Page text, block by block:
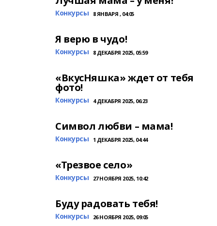
Конкурсы 8 ЯНВАРЯ , 04:05
Я верю в чудо!
Конкурсы 8 ДЕКАБРЯ 2025, 05:59
«ВкусНяшка» ждет от тебя
фото!
Конкурсы 4 ДЕКАБРЯ 2025, 06:23
Символ любви – мама!
Конкурсы 1 ДЕКАБРЯ 2025, 04:44
«Трезвое село»
Конкурсы 27 НОЯБРЯ 2025, 10:42
Буду радовать тебя!
Конкурсы 26 НОЯБРЯ 2025, 09:05